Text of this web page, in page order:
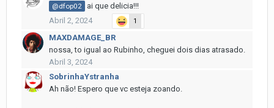
@dfop02
ai que delicia!!!
Abril 2, 2024
1
MAXDAMAGE_BR
nossa, to igual ao Rubinho, cheguei dois dias atrasado.
Abril 3, 2024
SobrinhaYstranha
Ah não! Espero que vc esteja zoando.